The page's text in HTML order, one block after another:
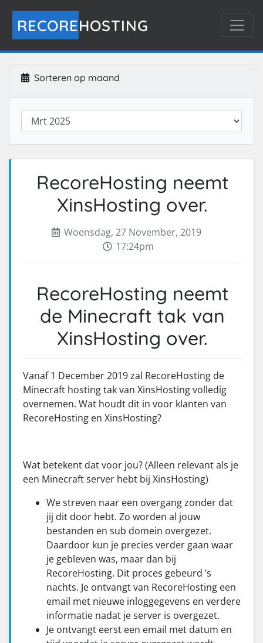
RECOREHOSTING
Sorteren op maand
RecoreHosting neemt
XinsHosting over.
Woensdag, 27 November, 2019
17:24pm
RecoreHosting neemt
de Minecraft tak van
XinsHosting over.
Vanaf 1 December 2019 zal RecoreHosting de
Minecraft hosting tak van XinsHosting volledig
overnemen. Wat houdt dit in voor klanten van
RecoreHosting en XinsHosting?
Wat betekent dat voor jou? (Alleen relevant als je
een Minecraft server hebt bij XinsHosting)
We streven naar een overgang zonder dat
jij dit door hebt. Zo worden al jouw
bestanden en sub domein overgezet.
Daardoor kun je precies verder gaan waar
je gebleven was, maar dan bij
RecoreHosting. Dit proces gebeurd ’s
nachts. Je ontvangt van RecoreHosting een
email met nieuwe inloggegevens en verdere
informatie nadat je server is overgezet.
Je ontvangt eerst een email met datum en